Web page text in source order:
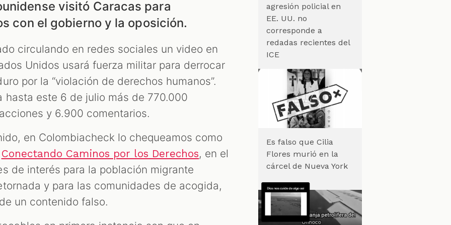
visitó Caracas para
con el gobierno y la oposición.
circulando en redes sociales un video en
Unidos usará fuerza militar para derrocar
por la “violación de derechos humanos”.
este 6 de julio más de 770.000
y 6.900 comentarios.
en Colombiacheck lo chequeamos como
Conectando Caminos por los Derechos, en el
de interés para la población migrante
y para las comunidades de acogida,
un contenido falso.
agresión policial en
EE. UU. no
corresponde a
redadas recientes del
ICE
Es falso que Cilia
Flores murió en la
cárcel de Nueva York